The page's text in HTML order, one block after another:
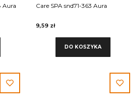
Aura
Care SPA snd71-363 Aura
9,59 zł
DO KOSZYKA